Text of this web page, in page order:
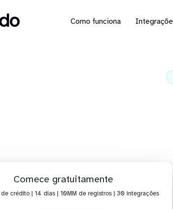
Como funciona
Comece gratuitamente
de crédito | 14 dias | 10MM de registros | 30 integrações